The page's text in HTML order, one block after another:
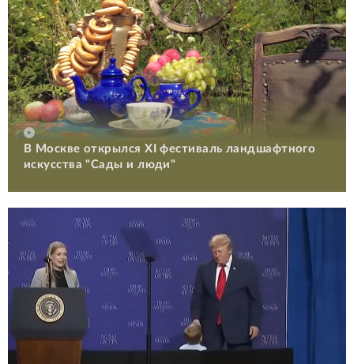
В Москве открылся XI фестиваль ландшафтного
искусства "Сады и люди"